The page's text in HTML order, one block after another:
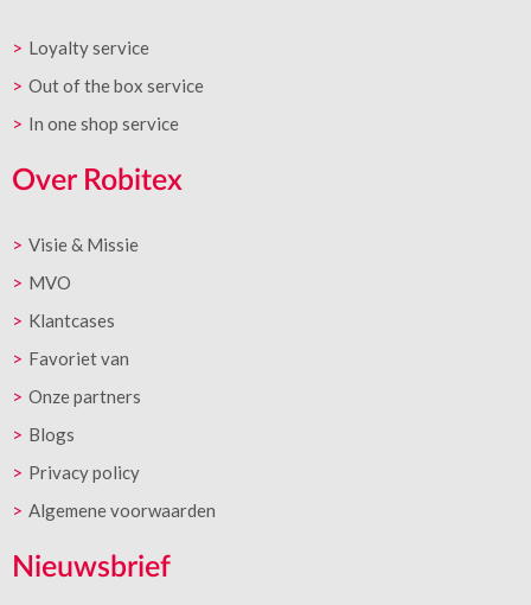
Loyalty service
Out of the box service
In one shop service
Over Robitex
Visie & Missie
MVO
Klantcases
Favoriet van
Onze partners
Blogs
Privacy policy
Algemene voorwaarden
Nieuwsbrief